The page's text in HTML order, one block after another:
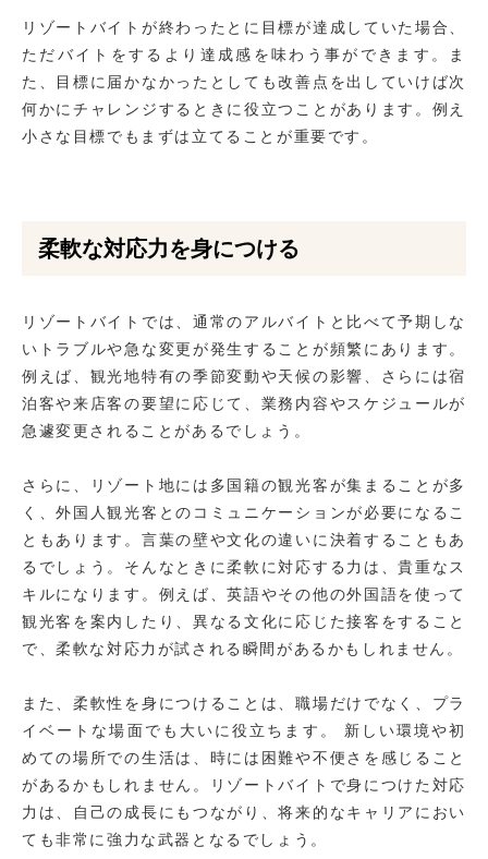
リゾートバイトが終わったとに目標が達成していた場合、
ただバイトをするより達成感を味わう事ができます。ま
た、目標に届かなかったとしても改善点を出していけば次
何かにチャレンジするときに役立つことがあります。例え
小さな目標でもまずは立てることが重要です。
柔軟な対応力を身につける
リゾートバイトでは、通常のアルバイトと比べて予期しな
いトラブルや急な変更が発生することが頻繁にあります。
例えば、観光地特有の季節変動や天候の影響、さらには宿
泊客や来店客の要望に応じて、業務内容やスケジュールが
急遽変更されることがあるでしょう。
さらに、リゾート地には多国籍の観光客が集まることが多
く、外国人観光客とのコミュニケーションが必要になるこ
ともあります。言葉の壁や文化の違いに決着することもあ
るでしょう。そんなときに柔軟に対応する力は、貴重なス
キルになります。例えば、英語やその他の外国語を使って
観光客を案内したり、異なる文化に応じた接客をすること
で、柔軟な対応力が試される瞬間があるかもしれません。
また、柔軟性を身につけることは、職場だけでなく、プラ
イベートな場面でも大いに役立ちます。 新しい環境や初
めての場所での生活は、時には困難や不便さを感じること
があるかもしれません。リゾートバイトで身につけた対応
力は、自己の成長にもつながり、将来的なキャリアにおい
ても非常に強力な武器となるでしょう。